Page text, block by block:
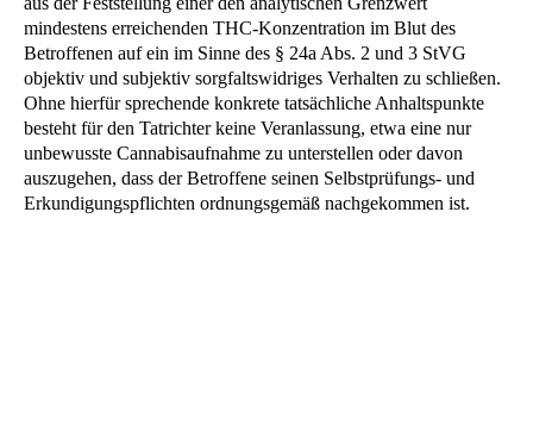
mindestens erreichenden THC-Konzentration im Blut des
Betroffenen auf ein im Sinne des § 24a Abs. 2 und 3 StVG
objektiv und subjektiv sorgfaltswidriges Verhalten zu schließen.
Ohne hierfür sprechende konkrete tatsächliche Anhaltspunkte
besteht für den Tatrichter keine Veranlassung, etwa eine nur
unbewusste Cannabisaufnahme zu unterstellen oder davon
auszugehen, dass der Betroffene seinen Selbstprüfungs- und
Erkundigungspflichten ordnungsgemäß nachgekommen ist.